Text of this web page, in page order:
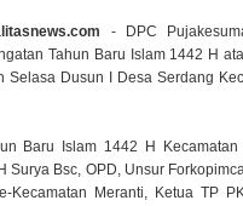
- DPC
Tahun Baru Islam 1442 H
Selasa Dusun I Desa Serdang
Baru Islam 1442 H
Surya Bsc, OPD, Unsur
Kecamatan Meranti, Ketua TP